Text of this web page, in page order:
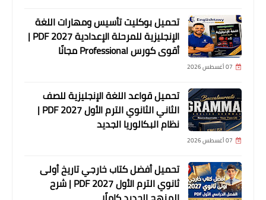
تحميل بوكليت تأسيس ومهارات اللغة
الإنجليزية للمرحلة الإعدادية 2027 PDF |
أقوى كورس Professional مجانًا
07 أغسطس 2026
تحميل قواعد اللغة الإنجليزية للصف
الثاني الثانوي الترم الأول 2027 PDF |
نظام البكالوريا الجديد
07 أغسطس 2026
تحميل أفضل كتاب خارجي تاريخ أولى
ثانوي الترم الأول 2027 PDF | شرح